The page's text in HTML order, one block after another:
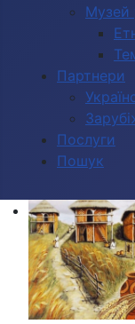
Музей
Партнери
Послуги
Пошук